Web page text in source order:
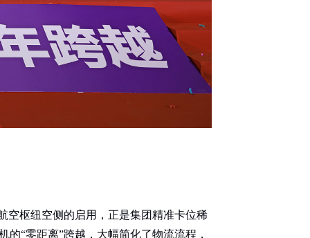
空枢纽空侧的启用，正是集团精准卡位稀
“零距离”跨越，大幅简化了物流流程，